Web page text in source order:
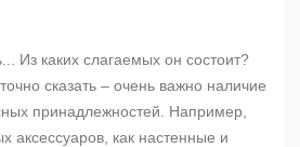
Из каких слагаемых он состоит?
сказать – очень важно наличие
принадлежностей. Например,
аксессуаров, как настенные и